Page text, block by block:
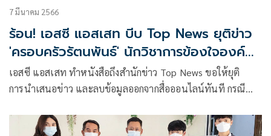
7 มีนาคม 2566
ร้อน! เอสซี แอสเสท บีบ Top News ยุติข่าว
'ครอบครัวรัตนพันธ์' นักวิชาการข้องใจองค์กร
สื่ออมสาก
เอสซี แอสเสท ทำหนังสือถึงสำนักข่าว Top News ขอให้ยุติ
การนำเสนอข่าว และลบข้อมูลออกจากสื่อออนไลน์ทันที กรณี
ถนนรัชดา-ราม